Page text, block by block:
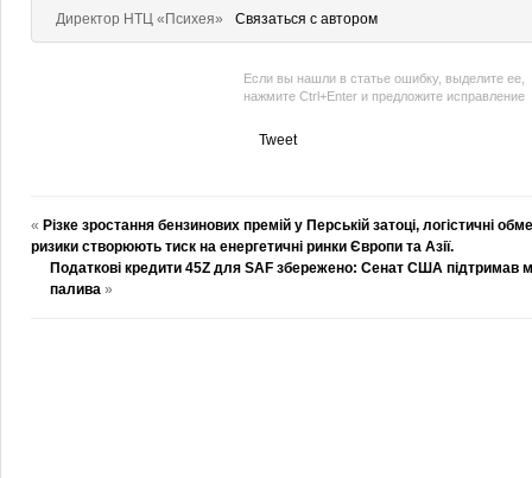
Директор НТЦ «Психея»
Связаться с автором
Если вы нашли в статье ошибку, выделите ее,
нажмите Ctrl+Enter и предложите исправление
Tweet
« Різке зростання бензинових премій у Перській затоці, логістичні
ризики створюють тиск на енергетичні ринки Європи та Азії.
Податкові кредити 45Z для SAF збережено: Сенат США підтримав
палива »